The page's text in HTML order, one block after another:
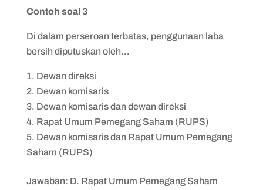
Contoh soal 3
Di dalam perseroan terbatas, penggunaan laba
bersih diputuskan oleh…
Dewan direksi
Dewan komisaris
Dewan komisaris dan dewan direksi
Rapat Umum Pemegang Saham (RUPS)
Dewan komisaris dan Rapat Umum Pemegang
Saham (RUPS)
Jawaban: D. Rapat Umum Pemegang Saham